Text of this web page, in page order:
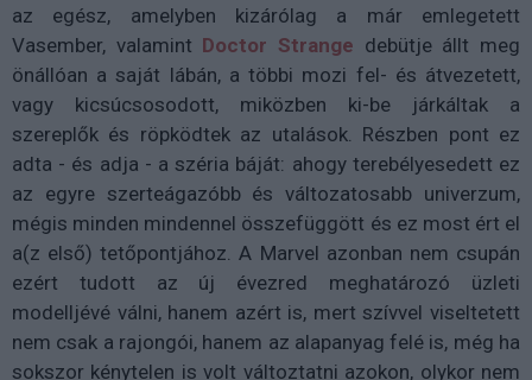
az egész, amelyben kizárólag a már emlegetett
Vasember, valamint Doctor Strange debütje állt meg
önállóan a saját lábán, a többi mozi fel- és átvezetett,
vagy kicsúcsosodott, miközben ki-be járkáltak a
szereplők és röpködtek az utalások. Részben pont ez
adta - és adja - a széria báját: ahogy terebélyesedett ez
az egyre szerteágazóbb és változatosabb univerzum,
mégis minden mindennel összefüggött és ez most ért el
a(z első) tetőpontjához. A Marvel azonban nem csupán
ezért tudott az új évezred meghatározó üzleti
modelljévé válni, hanem azért is, mert szívvel viseltetett
nem csak a rajongói, hanem az alapanyag felé is, még ha
sokszor kénytelen is volt változtatni azokon, olykor nem